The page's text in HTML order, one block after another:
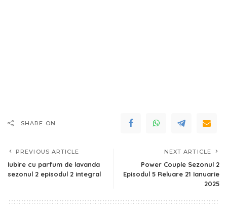
SHARE ON
PREVIOUS ARTICLE
Iubire cu parfum de lavanda
sezonul 2 episodul 2 integral
NEXT ARTICLE
Power Couple Sezonul 2
Episodul 5 Reluare 21 Ianuarie
2025